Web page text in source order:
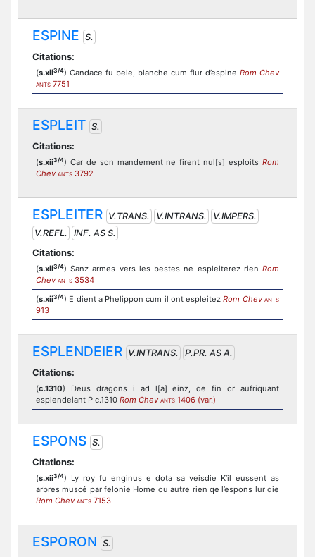
ESPINE S.
Citations:
(s.xii3/4) Candace fu bele, blanche cum flur d’espine Rom Chev
ANTS 7751
ESPLEIT S.
Citations:
(s.xii3/4) Car de son mandement ne firent nul[s] esploits Rom
Chev ANTS 3792
ESPLEITER V.TRANS. V.INTRANS.
V.IMPERS.
V.REFL.
INF. AS S.
Citations:
(s.xii3/4) Sanz armes vers les bestes ne espleiterez rien Rom
Chev ANTS 3534
(s.xii3/4) E dient a Phelippon cum il ont espleitezRom Chev ANTS
913
ESPLENDEIER V.INTRANS.
P.PR. AS A.
Citations:
(c.1310) Deus dragons i ad l[a] einz, de fin or aufriquant
esplendeiant P c.1310 Rom Chev ANTS 1406 (var.)
ESPONS S.
Citations:
(s.xii3/4) Ly roy fu enginus e dota sa veisdie K’il eussent as
arbres muscé par felonie Home ou autre rien qe l’espons lur die
Rom Chev ANTS 7153
ESPORON S.